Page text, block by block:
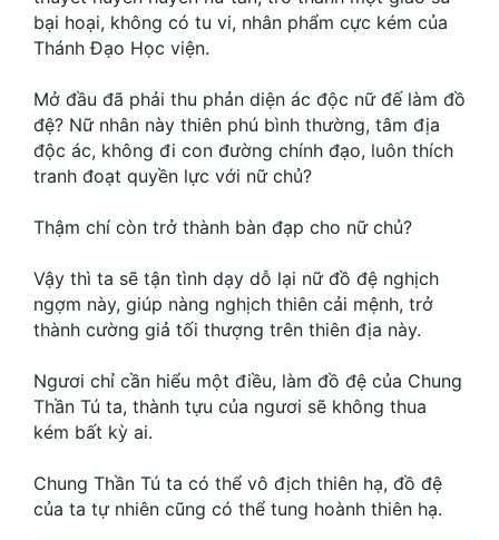
Huyền Huyễn
Huyền Nghi
Huyền Ảo
Hài Hước
Học Đường
Khoa Huyễn
Khoa Huyễn Không Gian
Kinh Dị
Kiếm Hiệp
Kỳ Ảo
bại hoại, không có tu vi, nhân phẩm cực kém của
Thánh Đạo Học viện.
Mở đầu đã phải thu phản diện ác độc nữ đế làm đồ
đệ? Nữ nhân này thiên phú bình thường, tâm địa
độc ác, không đi con đường chính đạo, luôn thích
tranh đoạt quyền lực với nữ chủ?
Thậm chí còn trở thành bàn đạp cho nữ chủ?
Vậy thì ta sẽ tận tình dạy dỗ lại nữ đồ đệ nghịch
ngợm này, giúp nàng nghịch thiên cải mệnh, trở
thành cường giả tối thượng trên thiên địa này.
Ngươi chỉ cần hiểu một điều, làm đồ đệ của Chung
Thần Tú ta, thành tựu của ngươi sẽ không thua
kém bất kỳ ai.
Chung Thần Tú ta có thể vô địch thiên hạ, đồ đệ
của ta tự nhiên cũng có thể tung hoành thiên hạ.